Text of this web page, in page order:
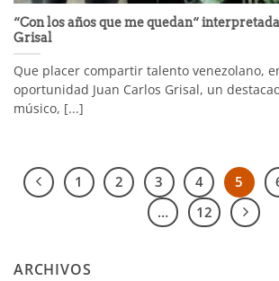
“Con los años que me quedan“
Grisal
Que placer compartir talento venezolano,
oportunidad Juan Carlos Grisal, un
músico, [...]
1 2 3 4 5
…
12
ARCHIVOS